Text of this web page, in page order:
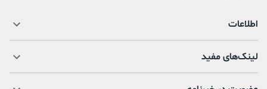
اطلاعات
لینک‌های مفید